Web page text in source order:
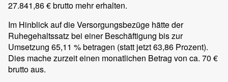
27.841,86 € brutto mehr erhalten.
Im Hinblick auf die Versorgungsbezüge hätte der
Ruhegehaltssatz bei einer Beschäftigung bis zur
Umsetzung 65,11 % betragen (statt jetzt 63,86 Prozent).
Dies mache zurzeit einen monatlichen Betrag von ca. 70 €
brutto aus.